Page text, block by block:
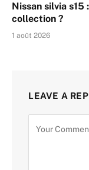
Nissan silvia
collection ?
1 août 2026
LEAVE A